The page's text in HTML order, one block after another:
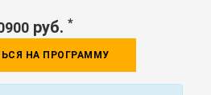
руб. *
НА ПРОГРАММУ